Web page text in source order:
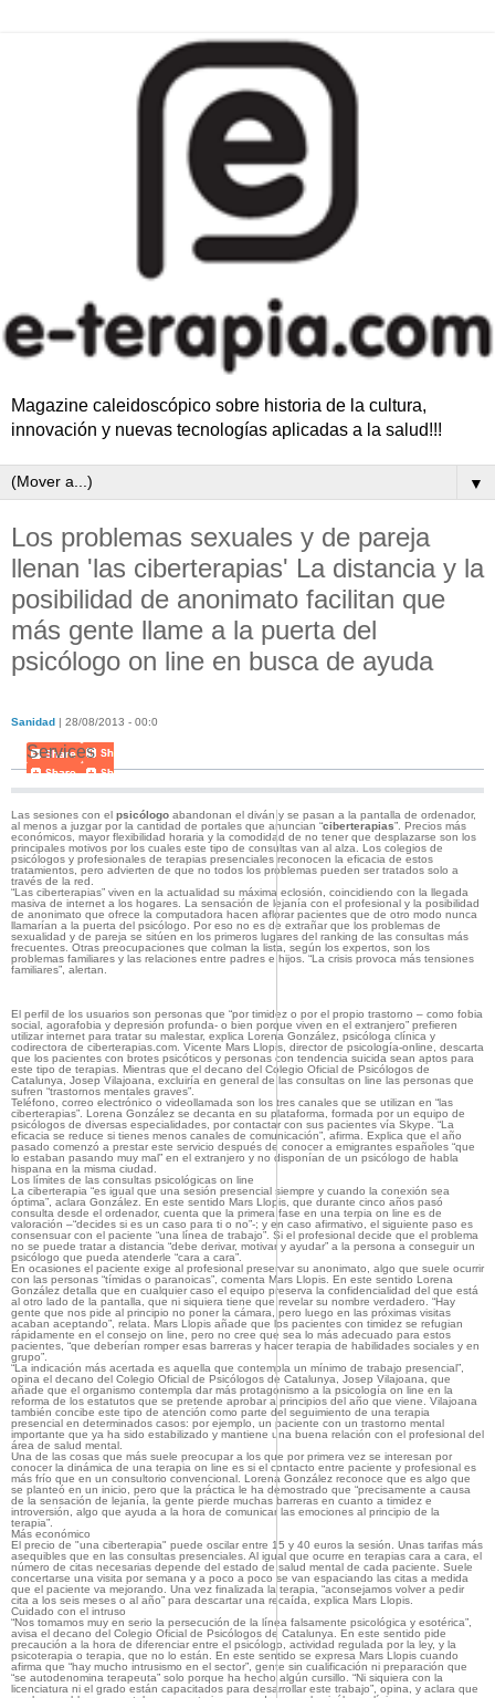
Magazine caleidoscópico sobre historia de la cultura,
innovación y nuevas tecnologías aplicadas a la salud!!!
▼
Los problemas sexuales y de pareja
llenan 'las ciberterapias' La distancia y la
posibilidad de anonimato facilitan que
más gente llame a la puerta del
psicólogo on line en busca de ayuda
Sanidad | 28/08/2013 - 00:0
Services
Las sesiones con el psicólogo abandonan el diván y se pasan a la pantalla de ordenador,
al menos a juzgar por la cantidad de portales que anuncian “ciberterapias”. Precios más
económicos, mayor flexibilidad horaria y la comodidad de no tener que desplazarse son los
principales motivos por los cuales este tipo de consultas van al alza. Los colegios de
psicólogos y profesionales de terapias presenciales reconocen la eficacia de estos
tratamientos, pero advierten de que no todos los problemas pueden ser tratados solo a
través de la red.
“Las ciberterapias” viven en la actualidad su máxima eclosión, coincidiendo con la llegada
masiva de internet a los hogares. La sensación de lejanía con el profesional y la posibilidad
de anonimato que ofrece la computadora hacen aflorar pacientes que de otro modo nunca
llamarían a la puerta del psicólogo. Por eso no es de extrañar que los problemas de
sexualidad y de pareja se sitúen en los primeros lugares del ranking de las consultas más
frecuentes. Otras preocupaciones que colman la lista, según los expertos, son los
problemas familiares y las relaciones entre padres e hijos. “La crisis provoca más tensiones
familiares”, alertan.
El perfil de los usuarios son personas que “por timidez o por el propio trastorno – como fobia
social, agorafobia y depresión profunda- o bien porque viven en el extranjero” prefieren
utilizar internet para tratar su malestar, explica Lorena González, psicóloga clínica y
codirectora de ciberterapias.com. Vicente Mars Llopis, director de psicología-online, descarta
que los pacientes con brotes psicóticos y personas con tendencia suicida sean aptos para
este tipo de terapias. Mientras que el decano del Colegio Oficial de Psicólogos de
Catalunya, Josep Vilajoana, excluiría en general de las consultas on line las personas que
sufren “trastornos mentales graves”.
Teléfono, correo electrónico o videollamada son los tres canales que se utilizan en “las
ciberterapias”. Lorena González se decanta en su plataforma, formada por un equipo de
psicólogos de diversas especialidades, por contactar con sus pacientes vía Skype. “La
eficacia se reduce si tienes menos canales de comunicación”, afirma. Explica que el año
pasado comenzó a prestar este servicio después de conocer a emigrantes españoles “que
lo estaban pasando muy mal” en el extranjero y no disponían de un psicólogo de habla
hispana en la misma ciudad.
Los límites de las consultas psicológicas on line
La ciberterapia “es igual que una sesión presencial siempre y cuando la conexión sea
óptima”, aclara González. En este sentido Mars Llopis, que durante cinco años pasó
consulta desde el ordenador, cuenta que la primera fase en una terpia on line es de
valoración –“decides si es un caso para ti o no”-; y en caso afirmativo, el siguiente paso es
consensuar con el paciente “una línea de trabajo”. Si el profesional decide que el problema
no se puede tratar a distancia “debe derivar, motivar y ayudar” a la persona a conseguir un
psicólogo que pueda atenderle “cara a cara”.
En ocasiones el paciente exige al profesional preservar su anonimato, algo que suele ocurrir
con las personas “tímidas o paranoicas”, comenta Mars Llopis. En este sentido Lorena
González detalla que en cualquier caso el equipo preserva la confidencialidad del que está
al otro lado de la pantalla, que ni siquiera tiene que revelar su nombre verdadero. “Hay
gente que nos pide al principio no poner la cámara, pero luego en las próximas visitas
acaban aceptando”, relata. Mars Llopis añade que los pacientes con timidez se refugian
rápidamente en el consejo on line, pero no cree que sea lo más adecuado para estos
pacientes, “que deberían romper esas barreras y hacer terapia de habilidades sociales y en
grupo”.
“La indicación más acertada es aquella que contempla un mínimo de trabajo presencial”,
opina el decano del Colegio Oficial de Psicólogos de Catalunya, Josep Vilajoana, que
añade que el organismo contempla dar más protagonismo a la psicología on line en la
reforma de los estatutos que se pretende aprobar a principios del año que viene. Vilajoana
también concibe este tipo de atención como parte del seguimiento de una terapia
presencial en determinados casos: por ejemplo, un paciente con un trastorno mental
importante que ya ha sido estabilizado y mantiene una buena relación con el profesional del
área de salud mental.
Una de las cosas que más suele preocupar a los que por primera vez se interesan por
conocer la dinámica de una terapia on line es si el contacto entre paciente y profesional es
más frío que en un consultorio convencional. Lorena González reconoce que es algo que
se planteó en un inicio, pero que la práctica le ha demostrado que “precisamente a causa
de la sensación de lejanía, la gente pierde muchas barreras en cuanto a timidez e
introversión, algo que ayuda a la hora de comunicar las emociones al principio de la
terapia”.
Más económico
El precio de "una ciberterapia" puede oscilar entre 15 y 40 euros la sesión. Unas tarifas más
asequibles que en las consultas presenciales. Al igual que ocurre en terapias cara a cara, el
número de citas necesarias depende del estado de salud mental de cada paciente. Suele
concertarse una visita por semana y a poco a poco se van espaciando las citas a medida
que el paciente va mejorando. Una vez finalizada la terapia, “aconsejamos volver a pedir
cita a los seis meses o al año” para descartar una recaída, explica Mars Llopis.
Cuidado con el intruso
“Nos tomamos muy en serio la persecución de la línea falsamente psicológica y esotérica”,
avisa el decano del Colegio Oficial de Psicólogos de Catalunya. En este sentido pide
precaución a la hora de diferenciar entre el psicólogo, actividad regulada por la ley, y la
psicoterapia o terapia, que no lo están. En este sentido se expresa Mars Llopis cuando
afirma que “hay mucho intrusismo en el sector”, gente sin cualificación ni preparación que
“se autodenomina terapeuta” solo porque ha hecho algún cursillo. “Ni siquiera con la
licenciatura ni el grado están capacitados para desarrollar este trabajo”, opina, y aclara que